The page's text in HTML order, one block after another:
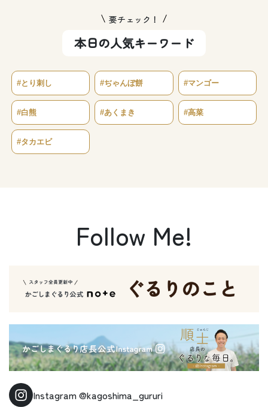
要チェック！
本日の人気キーワード
#とり刺し #ぢゃんぼ餅 #マンゴー
#白熊 #あくまき #高菜
#タカエビ
Follow Me!
Instagram@kagoshima_gururi